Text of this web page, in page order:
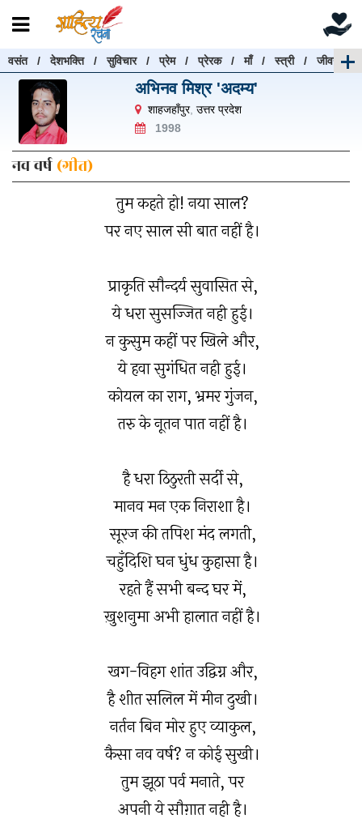
वसंत/देशभक्ति/सुविचार/प्रेम/प्रेरक/माँ/स्त्री/जीवन
अभिनव मिश्र 'अदम्य'
शाहजहाँपुर, उत्तर प्रदेश
1998
नव वर्ष (गीत)
तुम कहते हो! नया साल?
पर नए साल सी बात नहीं है।
प्राकृति सौन्दर्य सुवासित से,
ये धरा सुसज्जित नही हुई।
न कुसुम कहीं पर खिले और,
ये हवा सुगंधित नही हुई।
कोयल का राग, भ्रमर गुंजन,
तरु के नूतन पात नहीं है।
है धरा ठिठुरती सर्दी से,
मानव मन एक निराशा है।
सूरज की तपिश मंद लगती,
चहुँदिशि घन धुंध कुहासा है।
रहते हैं सभी बन्द घर में,
ख़ुशनुमा अभी हालात नहीं है।
खग-विहग शांत उद्विग्न और,
है शीत सलिल में मीन दुखी।
नर्तन बिन मोर हुए व्याकुल,
कैसा नव वर्ष? न कोई सुखी।
तुम झूठा पर्व मनाते, पर
अपनी ये सौग़ात नही है।
रचनाएँ खोजें
रचनाएँ खोजने के लिए नीचे दी गई बॉक्स में हिन्दी में लिखें और
"खोजें" बटन पर क्लिक करें
खोजें